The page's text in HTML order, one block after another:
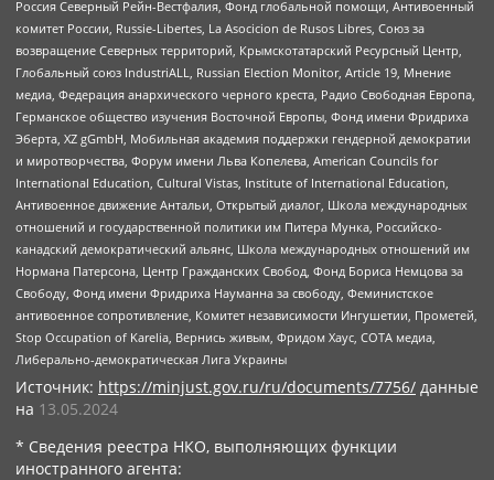
Россия Северный Рейн-Вестфалия, Фонд глобальной помощи, Антивоенный
комитет России, Russie-Libertes, La Asocicion de Rusos Libres, Союз за
возвращение Северных территорий, Крымскотатарский Ресурсный Центр,
Глобальный союз IndustriALL, Russian Election Monitor, Article 19, Мнение
медиа, Федерация анархического черного креста, Радио Свободная Европа,
Германское общество изучения Восточной Европы, Фонд имени Фридриха
Эберта, XZ gGmbH, Мобильная академия поддержки гендерной демократии
и миротворчества, Форум имени Льва Копелева, American Councils for
International Education, Cultural Vistas, Institute of International Education,
Антивоенное движение Антальи, Открытый диалог, Школа международных
отношений и государственной политики им Питера Мунка, Российско-
канадский демократический альянс, Школа международных отношений им
Нормана Патерсона, Центр Гражданских Свобод, Фонд Бориса Немцова за
Свободу, Фонд имени Фридриха Науманна за свободу, Феминистское
антивоенное сопротивление, Комитет независимости Ингушетии, Прометей,
Stop Occupation of Karelia, Вернись живым, Фридом Хаус, СОТА медиа,
Либерально-демократическая Лига Украины
Источник: https://minjust.gov.ru/ru/documents/7756/ данные
на 13.05.2024
* Сведения реестра НКО, выполняющих функции
иностранного агента: